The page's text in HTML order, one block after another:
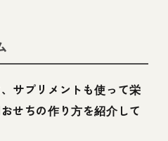
サプリメントも使って栄
せちの作り方を紹介して